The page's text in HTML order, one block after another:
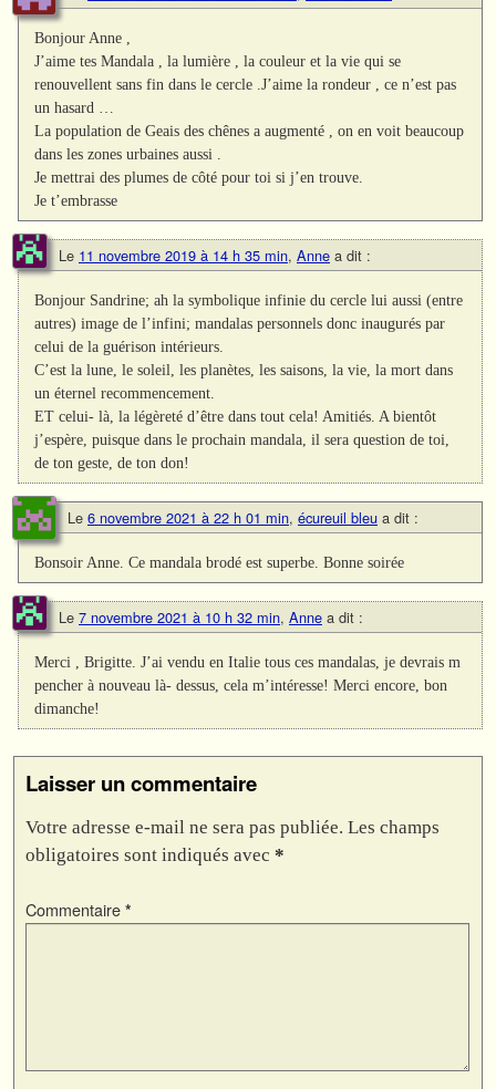
Bonjour Anne ,
J’aime tes Mandala , la lumière , la couleur et la vie qui se
renouvellent sans fin dans le cercle .J’aime la rondeur , ce n’est pas
un hasard …
La population de Geais des chênes a augmenté , on en voit beaucoup
dans les zones urbaines aussi .
Je mettrai des plumes de côté pour toi si j’en trouve.
Je t’embrasse
Le 11 novembre 2019 à 14 h 35 min, Anne a dit :
Bonjour Sandrine; ah la symbolique infinie du cercle lui aussi (entre
autres) image de l’infini; mandalas personnels donc inaugurés par
celui de la guérison intérieurs.
C’est la lune, le soleil, les planètes, les saisons, la vie, la mort dans
un éternel recommencement.
ET celui- là, la légèreté d’être dans tout cela! Amitiés. A bientôt
j’espère, puisque dans le prochain mandala, il sera question de toi,
de ton geste, de ton don!
Le 6 novembre 2021 à 22 h 01 min, écureuil bleu a dit :
Bonsoir Anne. Ce mandala brodé est superbe. Bonne soirée
Le 7 novembre 2021 à 10 h 32 min, Anne a dit :
Merci , Brigitte. J’ai vendu en Italie tous ces mandalas, je devrais m
pencher à nouveau là- dessus, cela m’intéresse! Merci encore, bon
dimanche!
Laisser un commentaire
Votre adresse e-mail ne sera pas publiée. Les champs
obligatoires sont indiqués avec *
Commentaire *